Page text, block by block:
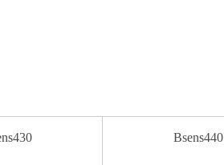
Bsens440